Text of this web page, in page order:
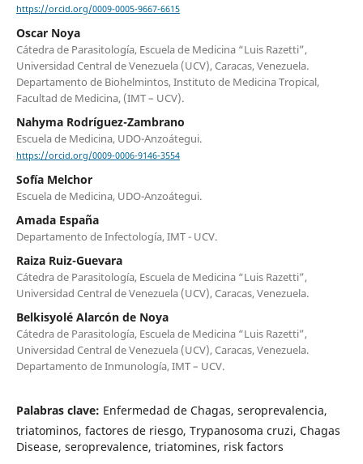
https://orcid.org/0009-0005-9667-6615
Oscar Noya
Cátedra de Parasitología, Escuela de Medicina “Luis Razetti”,
Universidad Central de Venezuela (UCV), Caracas, Venezuela.
Departamento de Biohelmintos, Instituto de Medicina Tropical,
Facultad de Medicina, (IMT – UCV).
Nahyma Rodríguez-Zambrano
Escuela de Medicina, UDO-Anzoátegui.
https://orcid.org/0009-0006-9146-3554
Sofía Melchor
Escuela de Medicina, UDO-Anzoátegui.
Amada España
Departamento de Infectología, IMT - UCV.
Raiza Ruiz-Guevara
Cátedra de Parasitología, Escuela de Medicina “Luis Razetti”,
Universidad Central de Venezuela (UCV), Caracas, Venezuela.
Belkisyolé Alarcón de Noya
Cátedra de Parasitología, Escuela de Medicina “Luis Razetti”,
Universidad Central de Venezuela (UCV), Caracas, Venezuela.
Departamento de Inmunología, IMT – UCV.
Palabras clave: Enfermedad de Chagas, seroprevalencia,
triatominos, factores de riesgo, Trypanosoma cruzi, Chagas
Disease, seroprevalence, triatomines, risk factors